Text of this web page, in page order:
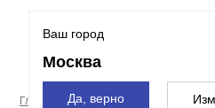
Ваш город
Москва
Да, верно
Главная страница